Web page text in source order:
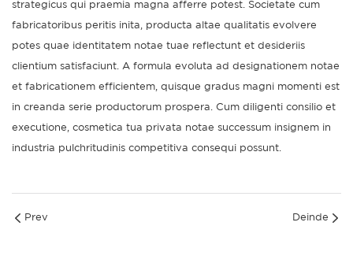
strategicus qui praemia magna afferre potest. Societate cum
fabricatoribus peritis inita, producta altae qualitatis evolvere
potes quae identitatem notae tuae reflectunt et desideriis
clientium satisfaciunt. A formula evoluta ad designationem notae
et fabricationem efficientem, quisque gradus magni momenti est
in creanda serie productorum prospera. Cum diligenti consilio et
executione, cosmetica tua privata notae successum insignem in
industria pulchritudinis competitiva consequi possunt.
Prev Deinde